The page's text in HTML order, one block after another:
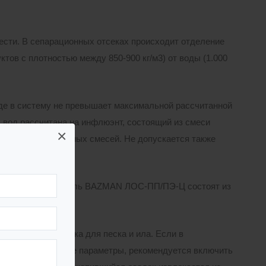
×
В сепарационных отсеках происходит отделение
с плотностью между 850-900 кг/м3) от воды (1.000
в систему не превышает максимальной рассчитанной
рассчитана на инфлюэнт, состоящий из смеси
сепарации иных смесей. Не допускается также
, марка модель BAZMAN ЛОС-ПП/ПЭ-Ц состоят из
– отстойника для песка и ила. Если в
расчетные параметры, рекомендуется включить